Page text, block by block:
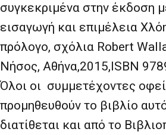
συγκεκριμένα στην έκδοση
εισαγωγή και επιμέλεια
πρόλογο, σχόλια Robert
Νήσος, Αθήνα,2015,ISBN
Όλοι οι συμμετέχοντες
προμηθευθούν το βιβλίο
διατίθεται και από το